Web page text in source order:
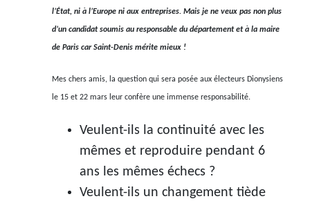
l’État, ni à l’Europe ni aux entreprises. Mais je ne veux pas non plus
d’un candidat soumis au responsable du département et à la maire
de Paris car Saint-Denis mérite mieux !
Mes chers amis, la question qui sera posée aux électeurs Dionysiens
le 15 et 22 mars leur confère une immense responsabilité.
Veulent-ils la continuité avec les
mêmes et reproduire pendant 6
ans les mêmes échecs ?
Veulent-ils un changement tiède